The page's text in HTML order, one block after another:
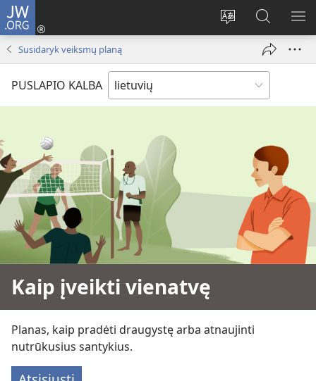
JW.ORG
Pakeisti
svetainės
Prisijungti
(atsiveria Paieška
svetainėje
JW.ORG
Susidaryk veiksmų planą
PUSLAPIO KALBA
Kaip įveikti vienatvę
Planas, kaip pradėti draugystę arba atnaujinti
nutrūkusius santykius.